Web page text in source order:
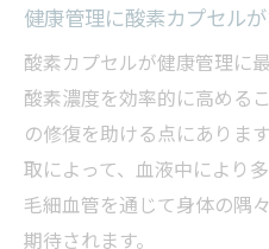
健康管理に酸素カプセル
酸素カプセルが健康管理に
酸素濃度を効率的に高める
の修復を助ける点にありま
取によって、血液中により
毛細血管を通じて身体の隅
期待されます。